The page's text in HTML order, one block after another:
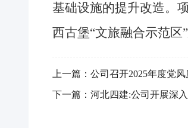
基础设施的提升改造。
西古堡“文旅融合示范区
上一篇： 公司召开2025年度党
下一篇： 河北四建:公司开展深